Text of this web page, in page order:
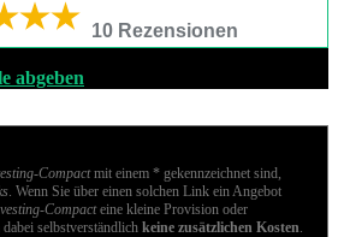
10 Rezensionen
abgeben
Compactmit einem * gekennzeichnet sind,
. Wenn Sie über einen solchen Link ein Angebot
Compacteine kleine Provision oder
selbstverständlich keine zusätzlichen Kosten.